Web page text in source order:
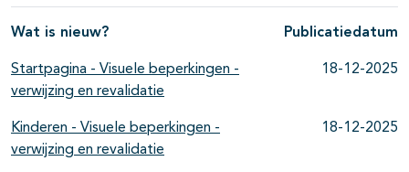
Wat is nieuw? Publicatiedatum
Startpagina - Visuele beperkingen -
verwijzing en revalidatie
18-12-2025
Kinderen - Visuele beperkingen -
verwijzing en revalidatie
18-12-2025